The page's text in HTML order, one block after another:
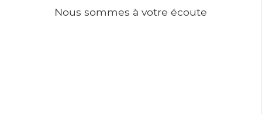
Nous sommes à votre écoute